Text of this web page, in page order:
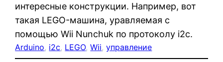
интересные конструкции. Например, вот
такая LEGO-машина, уравляемая с
помощью Wii Nunchuk по протоколу i2c.
Arduino, i2c, LEGO, Wii, управление